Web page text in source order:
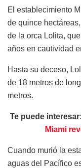
El establecimiento
de quince
de la orca Lolita,
años en cautividad
Hasta su deceso,
de 18 metros de
metros.
Te puede interesar:
Miami
Cuando murió la
aguas del Pacífico